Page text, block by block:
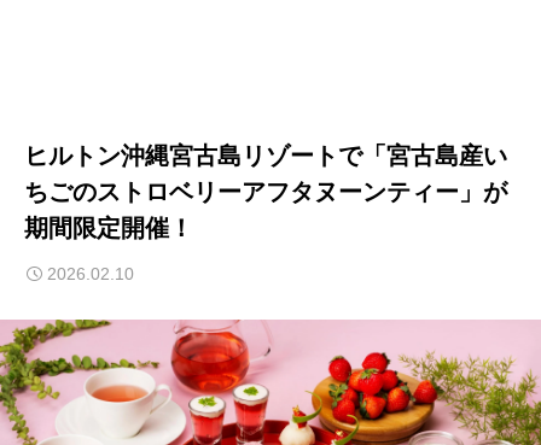
ヒルトン沖縄宮古島リゾートで「宮古島産い
ちごのストロベリーアフタヌーンティー」が
期間限定開催！
2026.02.10